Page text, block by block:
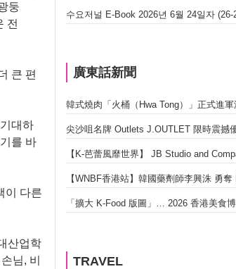
둥
전
큰 편
대하
를 바
이 다른
산업학
님, 비
수요저널 E-Book 2026년 6월 24일자 (26-
廣東話新聞
韓式燒肉「火桶（Hwa Tong）」正式進
尖沙咀名牌 Outlets J.OUTLET 限時震撼
【K-芭蕾風靡世界】 JB Studio and
【WNBF香港站】韓國藥劑師李興洙 勇
「擴大 K-Food 版圖」… 2026 香港美食
TRAVEL